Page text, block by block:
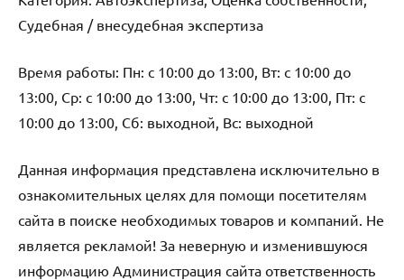
Судебная / внесудебная экспертиза
Время работы: Пн: с 10:00 до 13:00, Вт: с 10:00 до
13:00, Ср: с 10:00 до 13:00, Чт: с 10:00 до 13:00, Пт: с
10:00 до 13:00, Сб: выходной, Вс: выходной
Данная информация представлена исключительно в
ознакомительных целях для помощи посетителям
сайта в поиске необходимых товаров и компаний. Не
является рекламой! За неверную и изменившуюся
информацию Администрация сайта ответственность